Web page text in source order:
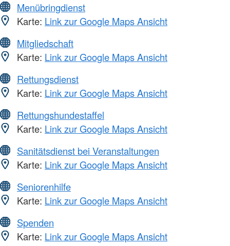
Menübringdienst
Karte: Link zur Google Maps Ansicht
Mitgliedschaft
Karte: Link zur Google Maps Ansicht
Rettungsdienst
Karte: Link zur Google Maps Ansicht
Rettungshundestaffel
Karte: Link zur Google Maps Ansicht
Sanitätsdienst bei Veranstaltungen
Karte: Link zur Google Maps Ansicht
Seniorenhilfe
Karte: Link zur Google Maps Ansicht
Spenden
Karte: Link zur Google Maps Ansicht